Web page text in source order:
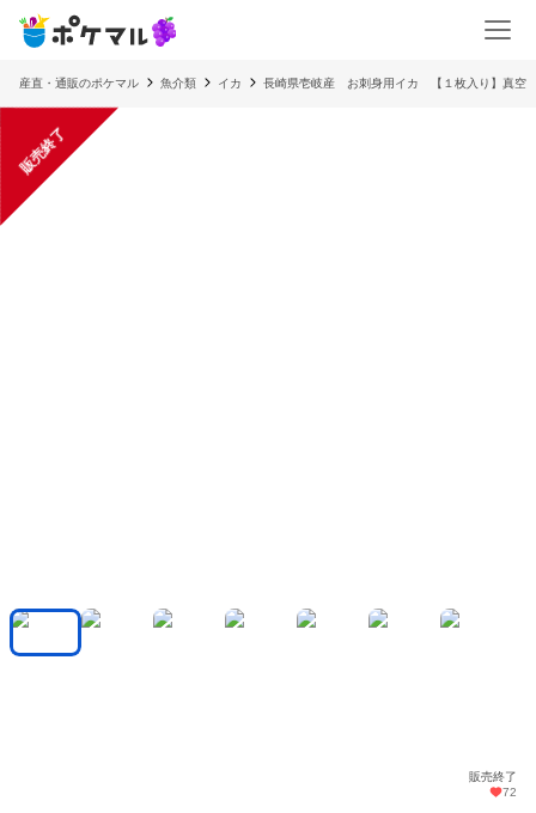
産直・通販のポケマル 魚介類 イカ 長崎県壱岐産 お刺身用イカ 【１枚入り】真空
販売終了
販売終了
72